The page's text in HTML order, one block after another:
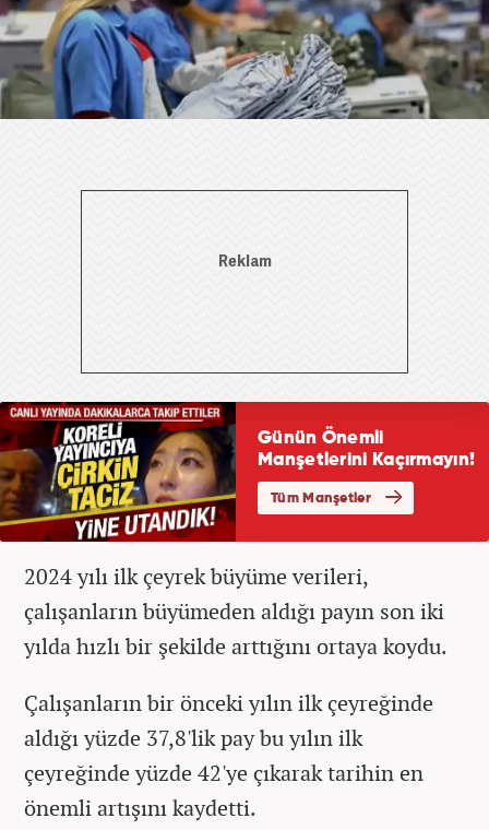
2024 yılı ilk çeyrek büyüme verileri,
çalışanların büyümeden aldığı payın son iki
yılda hızlı bir şekilde arttığını ortaya koydu.
Çalışanların bir önceki yılın ilk çeyreğinde
aldığı yüzde 37,8'lik pay bu yılın ilk
çeyreğinde yüzde 42'ye çıkarak tarihin en
önemli artışını kaydetti.